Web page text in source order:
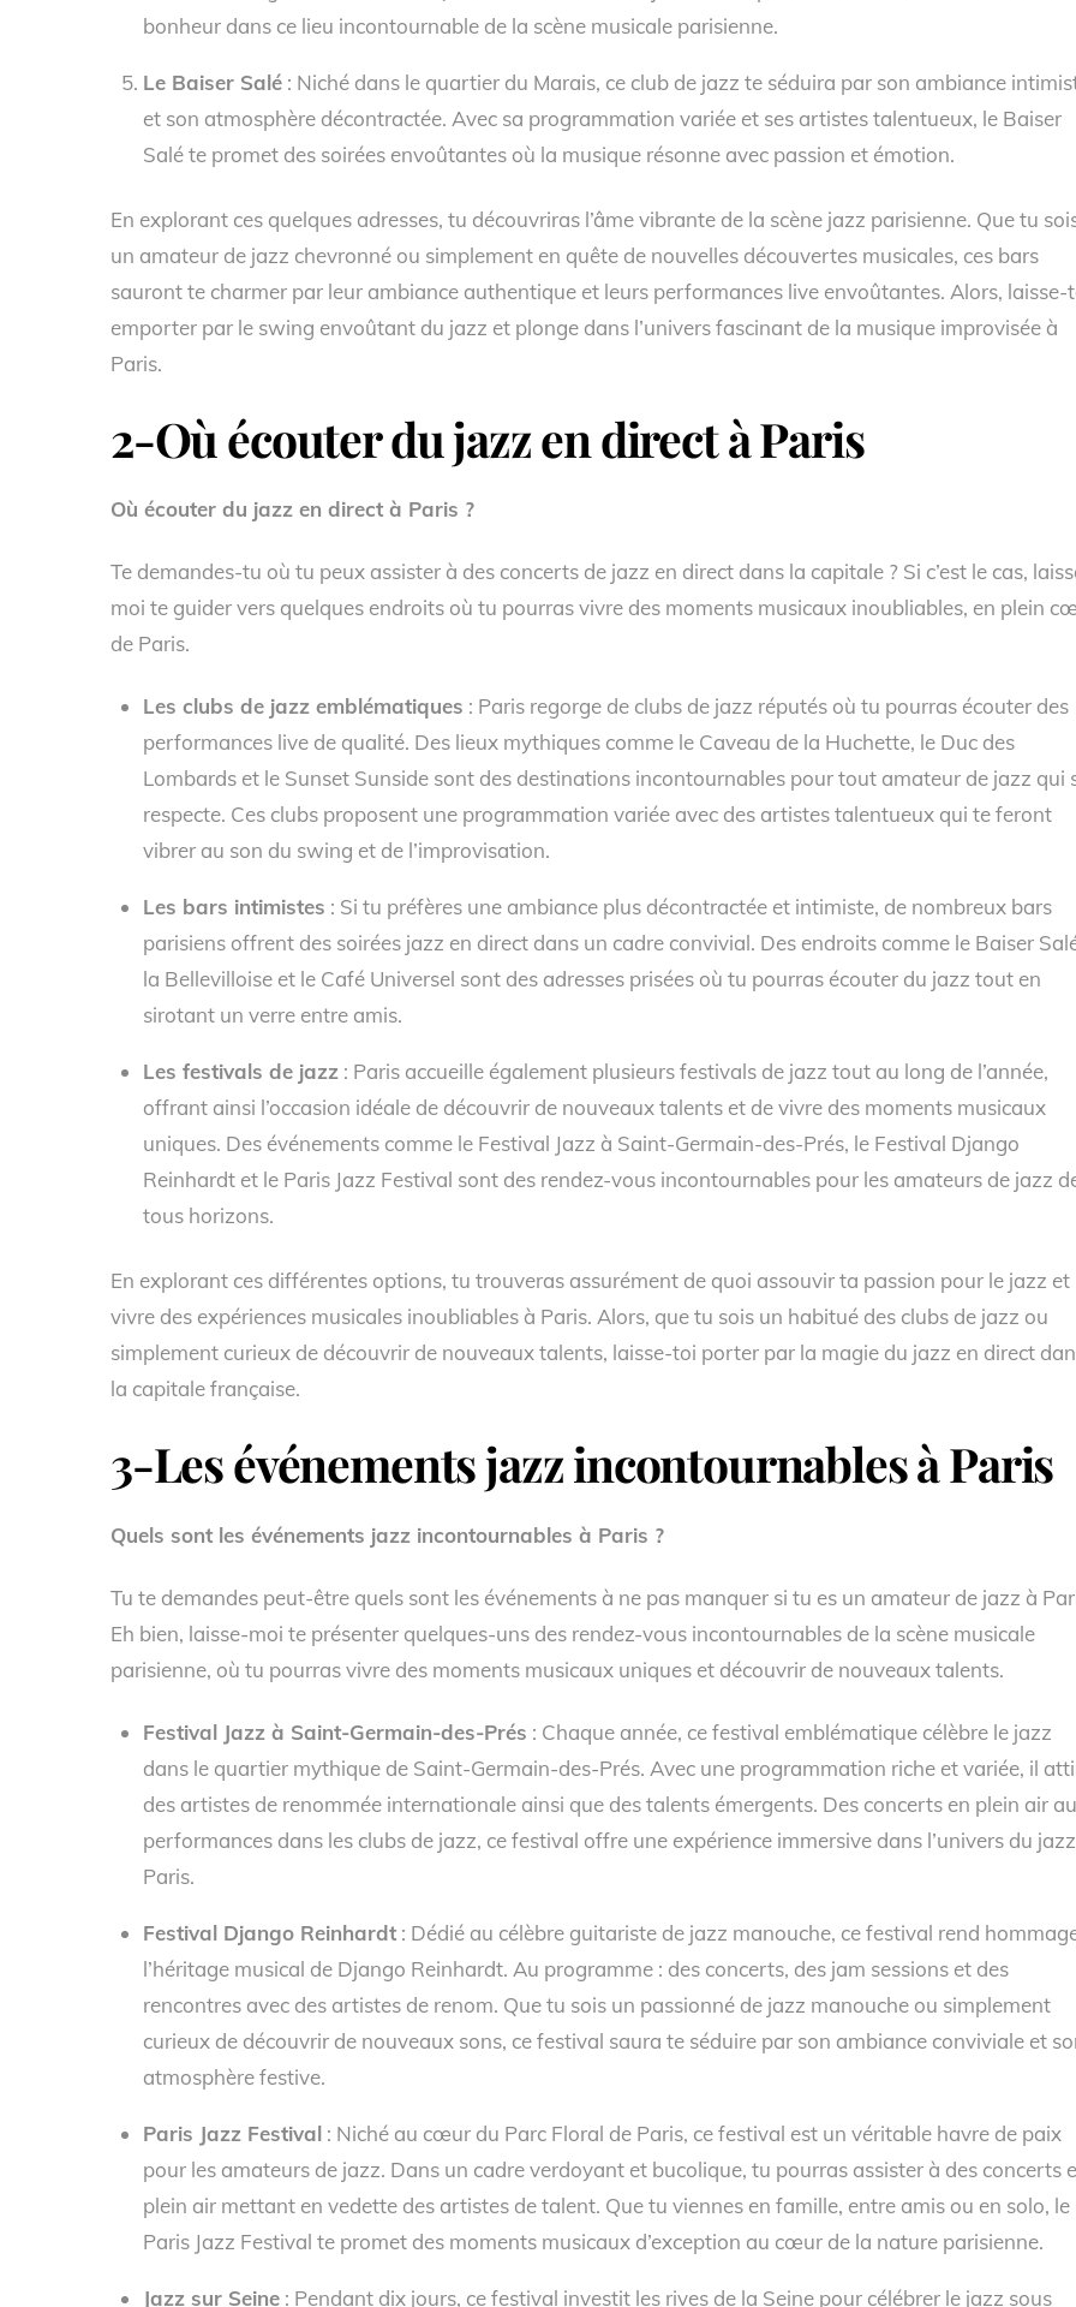
bonheur dans ce lieu incontournable de la scène musicale parisienne.
Le Baiser Salé : Niché dans le quartier du Marais, ce club de jazz te séduira par son ambiance
et son atmosphère décontractée. Avec sa programmation variée et ses artistes talentueux, le Baiser
Salé te promet des soirées envoûtantes où la musique résonne avec passion et émotion.
En explorant ces quelques adresses, tu découvriras l’âme vibrante de la scène jazz parisienne. Que tu
un amateur de jazz chevronné ou simplement en quête de nouvelles découvertes musicales, ces bars
sauront te charmer par leur ambiance authentique et leurs performances live envoûtantes. Alors, laisse-
emporter par le swing envoûtant du jazz et plonge dans l’univers fascinant de la musique improvisée à
Paris.
2-Où écouter du jazz en direct à Paris
Où écouter du jazz en direct à Paris ?
Te demandes-tu où tu peux assister à des concerts de jazz en direct dans la capitale ? Si c’est le cas,
moi te guider vers quelques endroits où tu pourras vivre des moments musicaux inoubliables, en plein
de Paris.
Les clubs de jazz emblématiques : Paris regorge de clubs de jazz réputés où tu pourras écouter des
performances live de qualité. Des lieux mythiques comme le Caveau de la Huchette, le Duc des
Lombards et le Sunset Sunside sont des destinations incontournables pour tout amateur de jazz qui
respecte. Ces clubs proposent une programmation variée avec des artistes talentueux qui te feront
vibrer au son du swing et de l’improvisation.
Les bars intimistes : Si tu préfères une ambiance plus décontractée et intimiste, de nombreux bars
parisiens offrent des soirées jazz en direct dans un cadre convivial. Des endroits comme le Baiser
la Bellevilloise et le Café Universel sont des adresses prisées où tu pourras écouter du jazz tout en
sirotant un verre entre amis.
Les festivals de jazz : Paris accueille également plusieurs festivals de jazz tout au long de l’année,
offrant ainsi l’occasion idéale de découvrir de nouveaux talents et de vivre des moments musicaux
uniques. Des événements comme le Festival Jazz à Saint-Germain-des-Prés, le Festival Django
Reinhardt et le Paris Jazz Festival sont des rendez-vous incontournables pour les amateurs de jazz
tous horizons.
En explorant ces différentes options, tu trouveras assurément de quoi assouvir ta passion pour le jazz et
vivre des expériences musicales inoubliables à Paris. Alors, que tu sois un habitué des clubs de jazz ou
simplement curieux de découvrir de nouveaux talents, laisse-toi porter par la magie du jazz en direct
la capitale française.
3-Les événements jazz incontournables à Paris
Quels sont les événements jazz incontournables à Paris ?
Tu te demandes peut-être quels sont les événements à ne pas manquer si tu es un amateur de jazz à
Eh bien, laisse-moi te présenter quelques-uns des rendez-vous incontournables de la scène musicale
parisienne, où tu pourras vivre des moments musicaux uniques et découvrir de nouveaux talents.
Festival Jazz à Saint-Germain-des-Prés : Chaque année, ce festival emblématique célèbre le jazz
dans le quartier mythique de Saint-Germain-des-Prés. Avec une programmation riche et variée, il
des artistes de renommée internationale ainsi que des talents émergents. Des concerts en plein air
performances dans les clubs de jazz, ce festival offre une expérience immersive dans l’univers du
Paris.
Festival Django Reinhardt : Dédié au célèbre guitariste de jazz manouche, ce festival rend
l’héritage musical de Django Reinhardt. Au programme : des concerts, des jam sessions et des
rencontres avec des artistes de renom. Que tu sois un passionné de jazz manouche ou simplement
curieux de découvrir de nouveaux sons, ce festival saura te séduire par son ambiance conviviale et
atmosphère festive.
Paris Jazz Festival : Niché au cœur du Parc Floral de Paris, ce festival est un véritable havre de paix
pour les amateurs de jazz. Dans un cadre verdoyant et bucolique, tu pourras assister à des concerts
plein air mettant en vedette des artistes de talent. Que tu viennes en famille, entre amis ou en solo, le
Paris Jazz Festival te promet des moments musicaux d’exception au cœur de la nature parisienne.
Jazz sur Seine : Pendant dix jours, ce festival investit les rives de la Seine pour célébrer le jazz sous